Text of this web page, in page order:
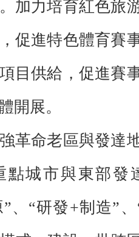
加力培育紅色旅
促進特色體育賽
目供給，促進賽
開展。
命老區與發達
點城市與東部發
、“研發+制造”